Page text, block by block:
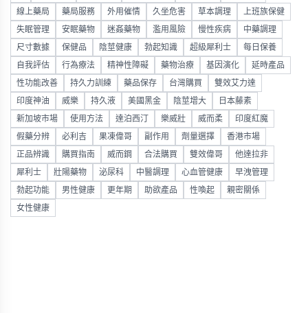
線上藥局 藥局服務 外用催情 久坐危害 草本調理 上班族保健
失眠管理 安眠藥物 迷姦藥物 濫用風險 慢性疾病 中藥調理
尺寸數據 保健品 陰莖健康 勃起知識 超級犀利士 每日保養
自我評估 行為療法 精神性障礙 藥物治療 基因演化 延時產品
性功能改善 持久力訓練 藥品保存 台灣購買 雙效艾力達
印度神油 威樂 持久液 美國黑金 陰莖增大 日本藤素
新加坡市場 使用方法 達泊西汀 樂威壯 威而柔 印度紅魔
假藥分辨 必利吉 果凍偉哥 副作用 劑量選擇 香港市場
正品辨識 購買指南 威而鋼 合法購買 雙效偉哥 他達拉非
犀利士 壯陽藥物 泌尿科 中醫調理 心血管健康 早洩管理
勃起功能 男性健康 更年期 助欲產品 性喚起 親密關係
女性健康